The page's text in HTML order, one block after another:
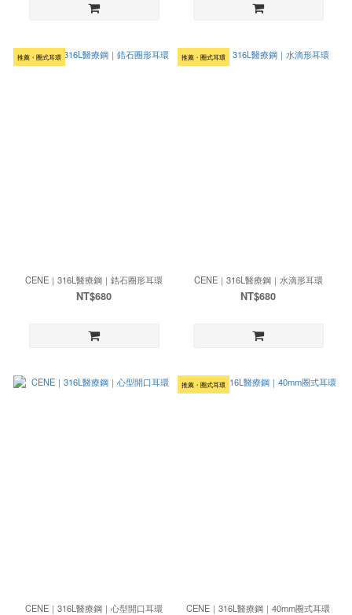
推薦・圈式耳環
CENE｜316L醫療鋼｜鋯石圈形耳環
NT$680
推薦・圈式耳環
CENE｜316L醫療鋼｜水滴形耳環
NT$680
CENE｜316L醫療鋼｜心型開口耳環
推薦・圈式耳環
CENE｜316L醫療鋼｜40mm圈式耳環